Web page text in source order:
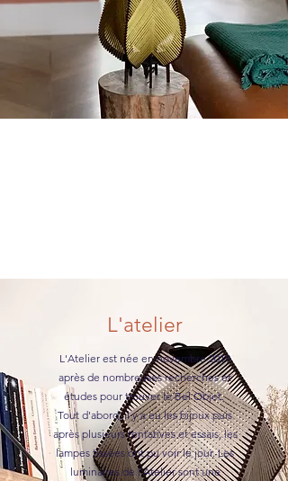
L'atelier
L'Atelier est née en novembre 2019
après de nombreuses recherches et
études pour trouver le Bel Objet.
Tout d'abord, il y a eu les bijoux puis
après plusieurs tentatives et essais, les
lampes tissées ont pu voir le jour. Les
luminaires de l'Atelier sont une